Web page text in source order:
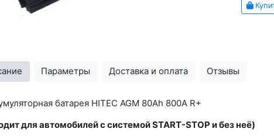
Параметры Доставка и оплата Отзывы
батарея HITEC AGM 80Ah 800A R+
для автомобилей с системой START-STOP и без неё)